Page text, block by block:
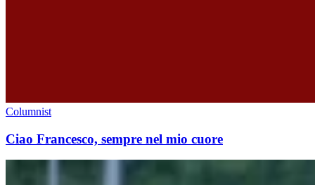
Columnist
Ciao Francesco, sempre nel mio cuore